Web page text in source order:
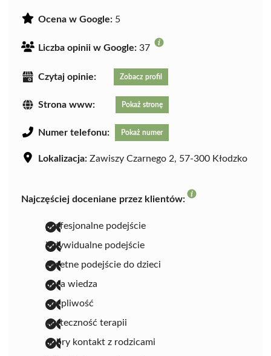
Ocena w Google: 5
Liczba opinii w Google: 37
Czytaj opinie: Zobacz profil
Strona www: Pokaż stronę
Numer telefonu: Pokaż numer
Lokalizacja: Zawiszy Czarnego 2, 57-300 Kłodzko
Najczęściej doceniane przez klientów:
profesjonalne podejście
indywidualne podejście
świetne podejście do dzieci
duża wiedza
cierpliwość
skuteczność terapii
dobry kontakt z rodzicami